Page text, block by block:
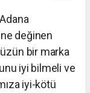
değinen
bir marka
iyi bilmeli ve
iyi-kötü